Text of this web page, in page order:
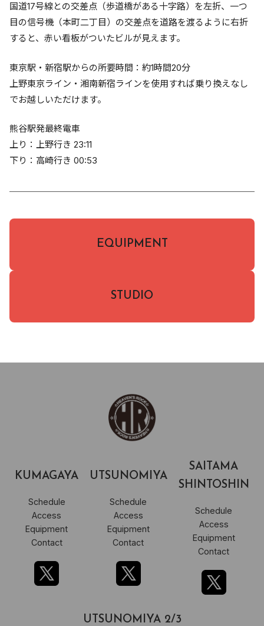
国道17号線との交差点（歩道橋がある十字路）を左折、一つ
目の信号機（本町二丁目）の交差点を道路を渡るように右折
すると、赤い看板がついたビルが見えます。
東京駅・新宿駅からの所要時間：約1時間20分
上野東京ライン・湘南新宿ラインを使用すれば乗り換えなし
でお越しいただけます。
熊谷駅発最終電車
上り：上野行き 23:11
下り：高崎行き 00:53
EQUIPMENT
STUDIO
KUMAGAYA
Schedule
Access
Equipment
Contact
UTSUNOMIYA
Schedule
Access
Equipment
Contact
SAITAMA
SHINTOSHIN
Schedule
Access
Equipment
Contact
UTSUNOMIYA 2/3